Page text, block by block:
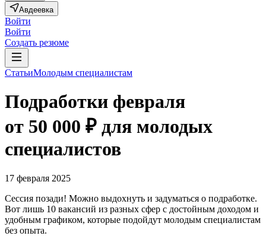
Авдеевка
Войти
Войти
Создать резюме
СтатьиМолодым специалистам
Подработки февраля
от 50 000 ₽ для молодых
специалистов
17 февраля 2025
Сессия позади! Можно выдохнуть и задуматься о подработке.
Вот лишь 10 вакансий из разных сфер с достойным доходом и
удобным графиком, которые подойдут молодым специалистам
без опыта.